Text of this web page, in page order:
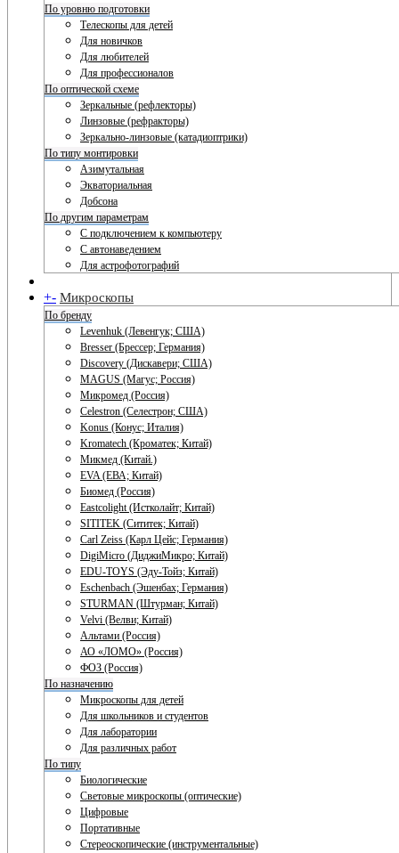
По уровню подготовки
Телескопы для детей
Для новичков
Для любителей
Для профессионалов
По оптической схеме
Зеркальные (рефлекторы)
Линзовые (рефракторы)
Зеркально-линзовые (катадиоптрики)
По типу монтировки
Азимутальная
Экваториальная
Добсона
По другим параметрам
С подключением к компьютеру
С автонаведением
Для астрофотографий
+- Микроскопы
По бренду
Levenhuk (Левенгук; США)
Bresser (Брессер; Германия)
Discovery (Дискавери; США)
MAGUS (Магус; Россия)
Микромед (Россия)
Celestron (Селестрон; США)
Konus (Конус; Италия)
Kromatech (Кроматек; Китай)
Микмед (Китай.)
EVA (ЕВА; Китай)
Биомед (Россия)
Eastcolight (Истколайт; Китай)
SITITEK (Сититек; Китай)
Carl Zeiss (Карл Цейс; Германия)
DigiMicro (ДиджиМикро; Китай)
EDU-TOYS (Эду-Тойз; Китай)
Eschenbach (Эшенбах; Германия)
STURMAN (Штурман; Китай)
Velvi (Велви; Китай)
Альтами (Россия)
АО «ЛОМО» (Россия)
ФОЗ (Россия)
По назначению
Микроскопы для детей
Для школьников и студентов
Для лаборатории
Для различных работ
По типу
Биологические
Световые микроскопы (оптические)
Цифровые
Портативные
Стереоскопические (инструментальные)